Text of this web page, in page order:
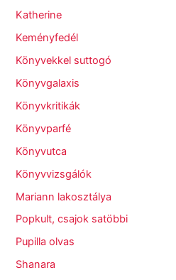
Katherine
Keményfedél
Könyvekkel suttogó
Könyvgalaxis
Könyvkritikák
Könyvparfé
Könyvutca
Könyvvizsgálók
Mariann lakosztálya
Popkult, csajok satöbbi
Pupilla olvas
Shanara